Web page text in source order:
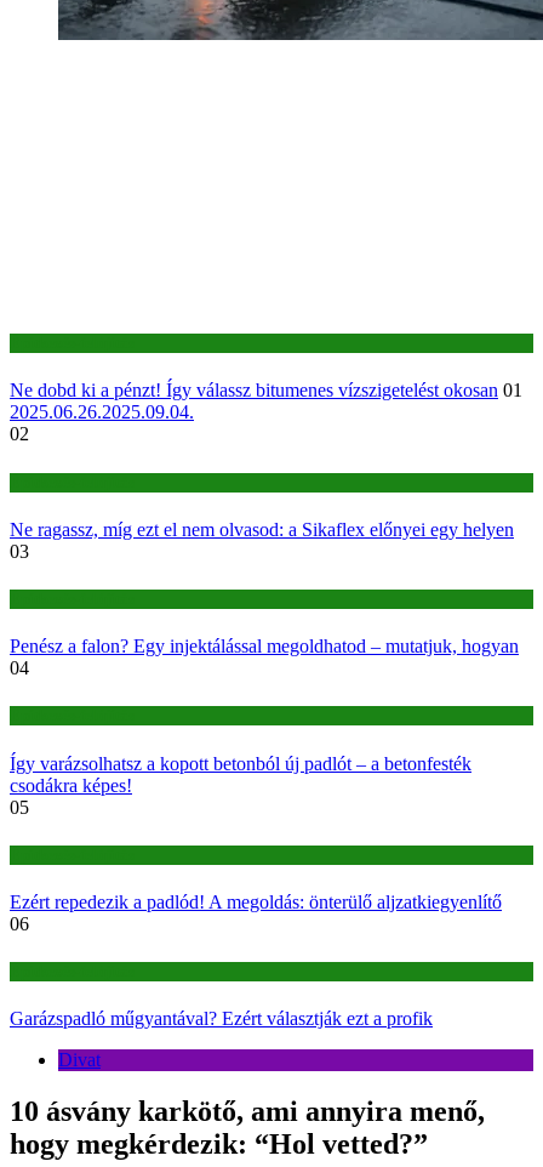
Ne dobd ki a pénzt! Így válassz bitumenes vízszigetelést okosan 01
2025.06.26.2025.09.04.
02
Ne ragassz, míg ezt el nem olvasod: a Sikaflex előnyei egy helyen
03
Penész a falon? Egy injektálással megoldhatod – mutatjuk, hogyan
04
Így varázsolhatsz a kopott betonból új padlót – a betonfesték
csodákra képes!
05
Ezért repedezik a padlód! A megoldás: önterülő aljzatkiegyenlítő
06
Garázspadló műgyantával? Ezért választják ezt a profik
Divat
10 ásvány karkötő, ami annyira menő,
hogy megkérdezik: “Hol vetted?”